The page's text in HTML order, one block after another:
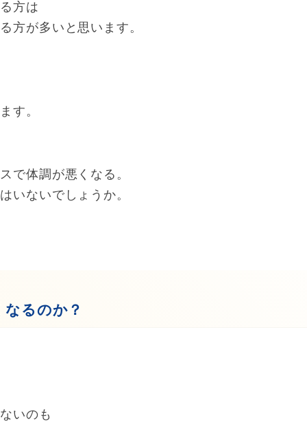
方は
方が多いと思います。
す。
で体調が悪くなる。
いないでしょうか。
るのか？
いのも